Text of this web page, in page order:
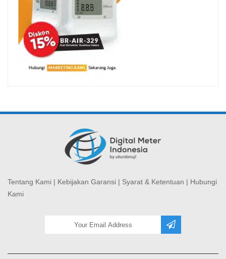
Tentang Kami | Kebijakan Garansi | Syarat & Ketentuan | Hubungi
Kami